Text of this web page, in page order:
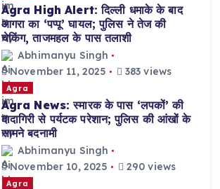
Agra High Alert: दिल्ली धमाके के बाद
आगरा का ‘पप्पू’ घायल; पुलिस ने तेज की
चेकिंग, ताजमहल के पास तलाशी
Abhimanyu Singh
November 11, 2025
383 views
Agra
Agra News: स्मारक के पास ‘लपकों’ की
दादागिरी से पर्यटक परेशान; पुलिस की आंखों के
सामने बदनामी
Abhimanyu Singh
November 10, 2025
290 views
Agra